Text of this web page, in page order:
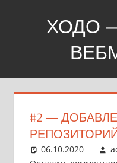
ХОДО
Создание,
продвижение,
сайтов
#2 —
06.10.2020